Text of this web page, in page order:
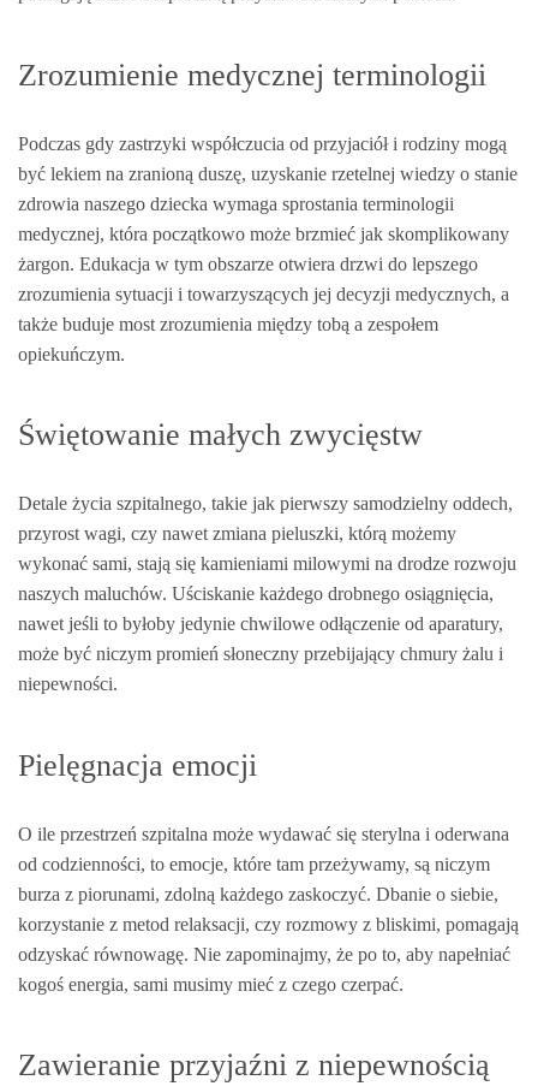
Zrozumienie medycznej terminologii
Podczas gdy zastrzyki współczucia od przyjaciół i rodziny mogą
być lekiem na zranioną duszę, uzyskanie rzetelnej wiedzy o stanie
zdrowia naszego dziecka wymaga sprostania terminologii
medycznej, która początkowo może brzmieć jak skomplikowany
żargon. Edukacja w tym obszarze otwiera drzwi do lepszego
zrozumienia sytuacji i towarzyszących jej decyzji medycznych, a
także buduje most zrozumienia między tobą a zespołem
opiekuńczym.
Świętowanie małych zwycięstw
Detale życia szpitalnego, takie jak pierwszy samodzielny oddech,
przyrost wagi, czy nawet zmiana pieluszki, którą możemy
wykonać sami, stają się kamieniami milowymi na drodze rozwoju
naszych maluchów. Uściskanie każdego drobnego osiągnięcia,
nawet jeśli to byłoby jedynie chwilowe odłączenie od aparatury,
może być niczym promień słoneczny przebijający chmury żalu i
niepewności.
Pielęgnacja emocji
O ile przestrzeń szpitalna może wydawać się sterylna i oderwana
od codzienności, to emocje, które tam przeżywamy, są niczym
burza z piorunami, zdolną każdego zaskoczyć. Dbanie o siebie,
korzystanie z metod relaksacji, czy rozmowy z bliskimi, pomagają
odzyskać równowagę. Nie zapominajmy, że po to, aby napełniać
kogoś energia, sami musimy mieć z czego czerpać.
Zawieranie przyjaźni z niepewnością